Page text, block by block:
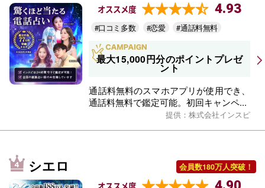
オススメ度 4.93
#口コミ多数 #恋愛 #通話料無料
最大15,000円分のポイントプレゼ
ント
通話料無料のスマホアプリが使用でき、
通話料無料で鑑定可能。初回キャンペ...
提供：株式会社インスピ
シエロ 会員数180万人突破！
オススメ度